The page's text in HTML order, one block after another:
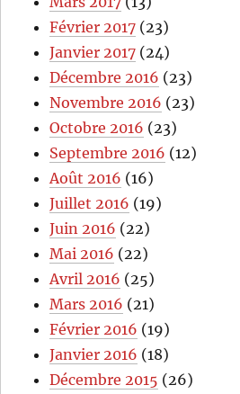
Février 2017 (23)
Janvier 2017 (24)
Décembre 2016 (23)
Novembre 2016 (23)
Octobre 2016 (23)
Septembre 2016 (12)
Août 2016 (16)
Juillet 2016 (19)
Juin 2016 (22)
Mai 2016 (22)
Avril 2016 (25)
Mars 2016 (21)
Février 2016 (19)
Janvier 2016 (18)
Décembre 2015 (26)